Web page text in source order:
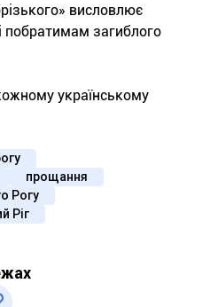
висловлює
побратимам загиблого
українському
прощання
Рогу
Ріг